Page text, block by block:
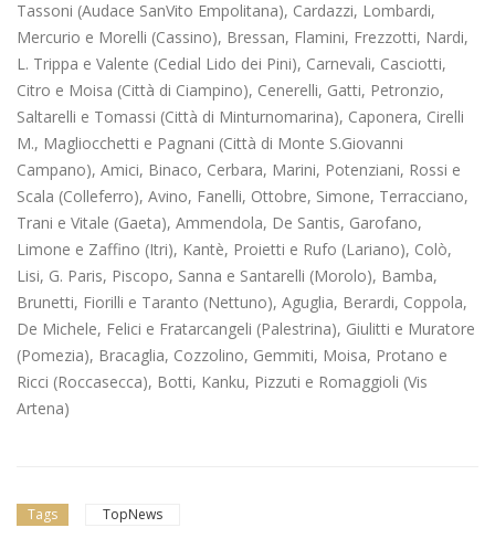
Tassoni (Audace SanVito Empolitana), Cardazzi, Lombardi,
Mercurio e Morelli (Cassino), Bressan, Flamini, Frezzotti, Nardi,
L. Trippa e Valente (Cedial Lido dei Pini), Carnevali, Casciotti,
Citro e Moisa (Città di Ciampino), Cenerelli, Gatti, Petronzio,
Saltarelli e Tomassi (Città di Minturnomarina), Caponera, Cirelli
M., Magliocchetti e Pagnani (Città di Monte S.Giovanni
Campano), Amici, Binaco, Cerbara, Marini, Potenziani, Rossi e
Scala (Colleferro), Avino, Fanelli, Ottobre, Simone, Terracciano,
Trani e Vitale (Gaeta), Ammendola, De Santis, Garofano,
Limone e Zaffino (Itri), Kantè, Proietti e Rufo (Lariano), Colò,
Lisi, G. Paris, Piscopo, Sanna e Santarelli (Morolo), Bamba,
Brunetti, Fiorilli e Taranto (Nettuno), Aguglia, Berardi, Coppola,
De Michele, Felici e Fratarcangeli (Palestrina), Giulitti e Muratore
(Pomezia), Bracaglia, Cozzolino, Gemmiti, Moisa, Protano e
Ricci (Roccasecca), Botti, Kanku, Pizzuti e Romaggioli (Vis
Artena)
Tags TopNews